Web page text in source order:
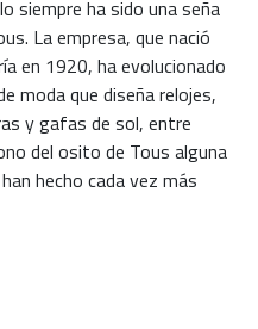
siempre ha sido una seña
La empresa, que nació
en 1920, ha evolucionado
moda que diseña relojes,
y gafas de sol, entre
del osito de Tous alguna
hecho cada vez más